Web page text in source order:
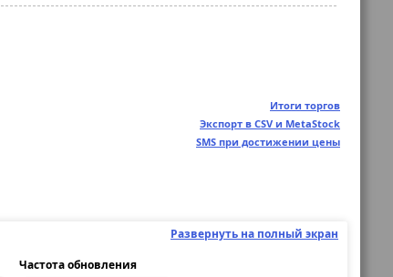
Итоги торгов
Экспорт в CSV и MetaStock
SMS при достижении цены
Развернуть на полный экран
Частота обновления